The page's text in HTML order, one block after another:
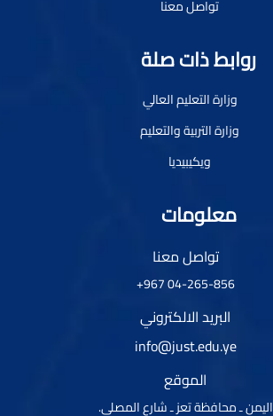
تواصل معنا
روابط ذات صلة
وزارة التعليم العالي
وزارة التربية والتعليم
ويكيبيديا
معلومات
تواصل معنا
04-265-856 967+
البريد الالكتروني
info@just.edu.ye
الموقع
اليمن ـ محافظة تعز ـ شارع المصلى.